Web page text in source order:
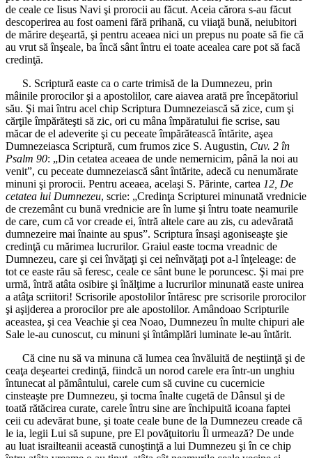
de ceale ce Iisus Navi şi prorocii au făcut. Aceia cărora s-au făcut
descoperirea au fost oameni fără prihană, cu viiaţă bună, neiubitori
de mărire deşeartă, şi pentru aceaea nici un prepus nu poate să fie că
au vrut să înşeale, ba încă sânt întru ei toate acealea care pot să facă
credinţă.
S. Scriptură easte ca o carte trimisă de la Dumnezeu, prin
mâinile prorocilor şi a apostolilor, care aiavea arată pre începătoriul
său. Şi mai întru acel chip Scriptura Dumnezeiască să zice, cum şi
cărţile împărăteşti să zic, ori cu mâna împăratului fie scrise, sau
măcar de el adeverite şi cu peceate împărătească întărite, aşea
Dumnezeiasca Scriptură, cum frumos zice S. Augustin, Cuv. 2 în
Psalm 90: „Din cetatea aceaea de unde nemernicim, până la noi au
venit”, cu peceate dumnezeiască sânt întărite, adecă cu nenumărate
minuni şi prorocii. Pentru aceaea, acelaşi S. Părinte, cartea 12, De
cetatea lui Dumnezeu, scrie: „Credinţa Scripturei minunată vrednicie
de crezemânt cu bună vrednicie are în lume şi întru toate neamurile
de care, cum că vor creade ei, întră altele care au zis, cu adevărată
dumnezeire mai înainte au spus”. Scriptura însaşi agoniseaşte şie
credinţă cu mărimea lucrurilor. Graiul easte tocma vreadnic de
Dumnezeu, care şi cei învăţaţi şi cei neînvăţaţi pot a-l înţeleage: de
tot ce easte rău să feresc, ceale ce sânt bune le poruncesc. Şi mai pre
urmă, întră atâta osibire şi înălţime a lucrurilor minunată easte unirea
a atâţa scriitori! Scrisorile apostolilor întăresc pre scrisorile prorocilor
şi aşijderea a prorocilor pre ale apostolilor. Amândoao Scripturile
aceastea, şi cea Veachie şi cea Noao, Dumnezeu în multe chipuri ale
Sale le-au cunoscut, cu minuni şi întâmplări luminate le-au întărit.
Că cine nu să va minuna că lumea cea învăluită de neştiinţă şi de
ceaţa deşeartei credinţă, fiindcă un norod carele era într-un unghiu
întunecat al pământului, carele cum să cuvine cu cucernicie
cinsteaşte pre Dumnezeu, şi tocma înalte cugetă de Dânsul şi de
toată rătăcirea curate, carele întru sine are închipuită icoana faptei
ceii cu adevărat bune, şi toate ceale bune de la Dumnezeu creade că
le ia, legii Lui să supune, pre El povăţuitoriu Îl urmează? De unde
au luat israilteanii această cunoştinţă a lui Dumnezeu şi în ce chip